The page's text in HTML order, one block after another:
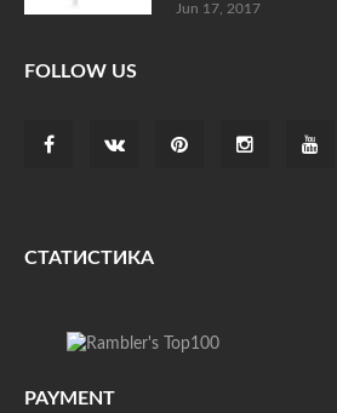
Jun 17, 2017
FOLLOW US
СТАТИСТИКА
PAYMENT